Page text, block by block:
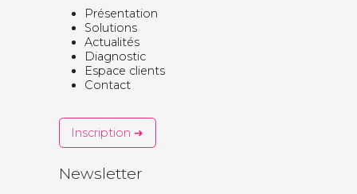
Présentation
Solutions
Actualités
Diagnostic
Espace clients
Contact
Inscription ➜
Newsletter